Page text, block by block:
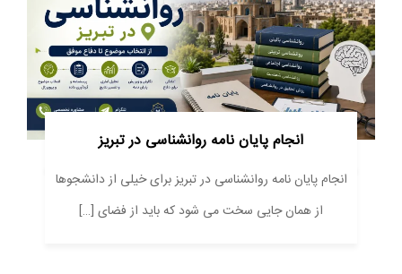
انجام پایان نامه روانشناسی در تبریز
انجام پایان نامه روانشناسی در تبریز برای خیلی از دانشجوها
از همان جایی سخت می شود که باید از فضای […]